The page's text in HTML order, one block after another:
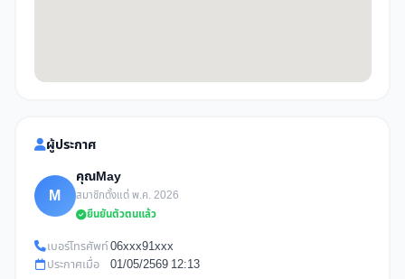
ผู้ประกาศ
M
คุณMay
สมาชิกตั้งแต่ พ.ค. 2026
ยืนยันตัวตนแล้ว
เบอร์โทรศัพท์06xxx91xxx
ประกาศเมื่อ
01/05/2569 12:13